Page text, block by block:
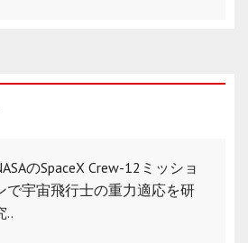
のSpaceX Crew-12ミッショ
で宇宙飛行士の重力適応を研
..